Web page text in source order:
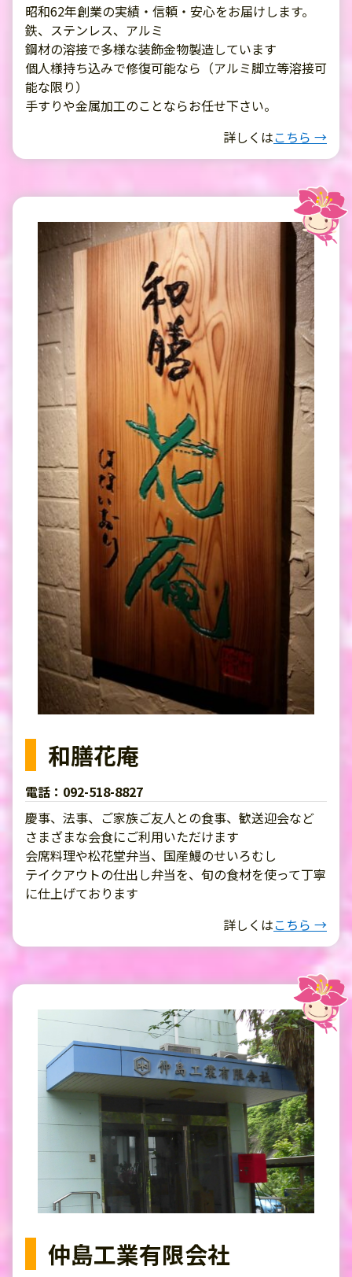
昭和62年創業の実績・信頼・安心をお届けします。
鉄、ステンレス、アルミ
鋼材の溶接で多様な装飾金物製造しています
個人様持ち込みで修復可能なら（アルミ脚立等溶接可
能な限り）
手すりや金属加工のことならお任せ下さい。
詳しくはこちら →
和膳花庵
電話：092-518-8827
慶事、法事、ご家族ご友人との食事、歓送迎会など
さまざまな会食にご利用いただけます
会席料理や松花堂弁当、国産鰻のせいろむし
テイクアウトの仕出し弁当を、旬の食材を使って丁寧
に仕上げております
詳しくはこちら →
仲島工業有限会社